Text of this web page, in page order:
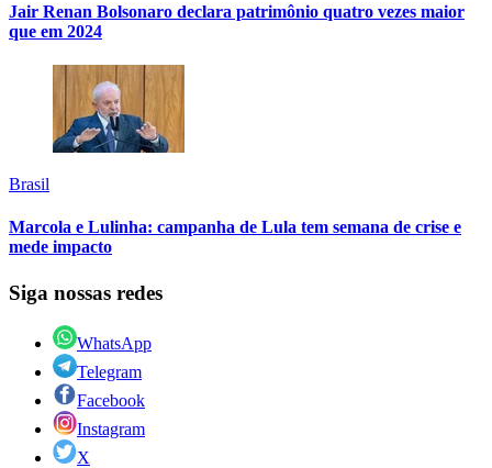
Jair Renan Bolsonaro declara patrimônio quatro vezes maior
que em 2024
Brasil
Marcola e Lulinha: campanha de Lula tem semana de crise e
mede impacto
Siga nossas redes
WhatsApp
Telegram
Facebook
Instagram
X